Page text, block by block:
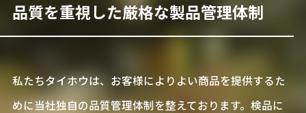
品質を重視した厳格な製品管理体制
私たちタイホウは、お客様によりよい商品を提供するた
めに当社独自の品質管理体制を整えております。検品に